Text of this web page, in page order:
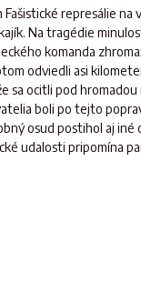
represálie na
Na tragédie
komanda
odviedli asi
sa ocitli pod
boli po tejto
osud postihol aj iné
udalosti pripomína